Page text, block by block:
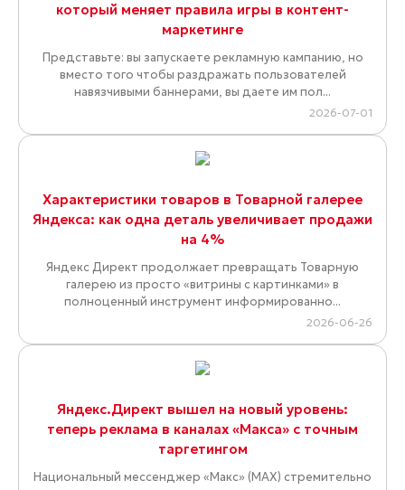
который меняет правила игры в контент-
маркетинге
Представьте: вы запускаете рекламную кампанию, но
вместо того чтобы раздражать пользователей
навязчивыми баннерами, вы даете им пол...
2026-07-01
Характеристики товаров в Товарной галерее
Яндекса: как одна деталь увеличивает продажи
на 4%
Яндекс Директ продолжает превращать Товарную
галерею из просто «витрины с картинками» в
полноценный инструмент информированно...
2026-06-26
Яндекс.Директ вышел на новый уровень:
теперь реклама в каналах «Макса» с точным
таргетингом
Национальный мессенджер «Макс» (MAX) стремительно